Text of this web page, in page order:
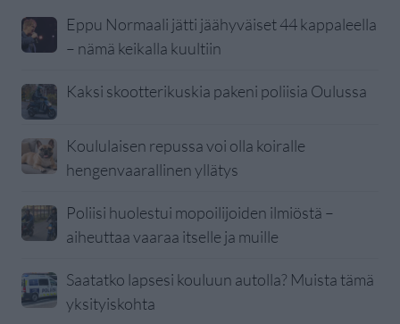
Eppu Normaali jätti jäähyväiset 44 kappaleella
– nämä keikalla kuultiin
Kaksi skootterikuskia pakeni poliisia Oulussa
Koululaisen repussa voi olla koiralle
hengenvaarallinen yllätys
Poliisi huolestui mopoilijoiden ilmiöstä –
aiheuttaa vaaraa itselle ja muille
Saatatko lapsesi kouluun autolla? Muista tämä
yksityiskohta